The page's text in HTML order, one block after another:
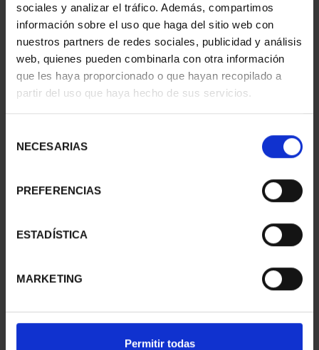
sociales y analizar el tráfico. Además, compartimos
información sobre el uso que haga del sitio web con
nuestros partners de redes sociales, publicidad y análisis
web, quienes pueden combinarla con otra información
que les haya proporcionado o que hayan recopilado a
partir del uso que haya hecho de sus servicios.
NECESARIAS
PREFERENCIAS
ESTADÍSTICA
MARKETING
Permitir todas
595,00 €
425 ANIV. DE
1.069,00 €
PROCLAMACIÓN FELIPE
VI (2024) COLECCIÓN
3.080,00 €